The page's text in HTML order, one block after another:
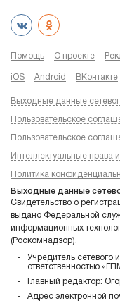
Помощь О проекте
iOS Android ВКонтакте
Выходные данные
Пользовательское
Пользовательское
Интеллектуальные права и
Политика
Выходные данные
Свидетельство о
выдано Федеральной
информационных
(Роскомнадзор).
Учредитель сетевого
ответственностью
Главный редактор:
Адрес электронной